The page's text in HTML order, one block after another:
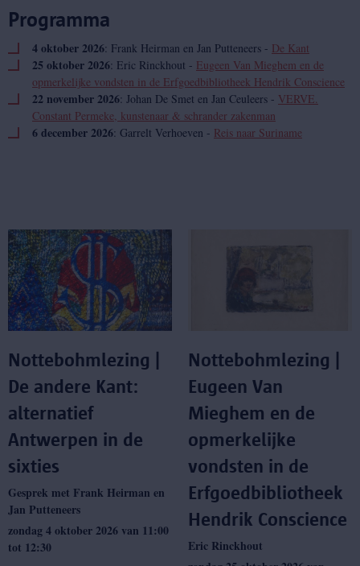
Programma
4 oktober 2026: Frank Heirman en Jan Putteneers - De Kant
25 oktober 2026: Eric Rinckhout - Eugeen Van Mieghem en de
opmerkelijke vondsten in de Erfgoedbibliotheek Hendrik Conscience
22 november 2026: Johan De Smet en Jan Ceuleers - VERVE.
Constant Permeke, kunstenaar & schrander zakenman
6 december 2026: Garrelt Verhoeven - Reis naar Suriname
Nottebohmlezing |
De andere Kant:
alternatief
Antwerpen in de
sixties
Gesprek met Frank Heirman en
Jan Putteneers
zondag 4 oktober 2026 van 11:00
tot 12:30
Nottebohmlezing |
Eugeen Van
Mieghem en de
opmerkelijke
vondsten in de
Erfgoedbibliotheek
Hendrik Conscience
Eric Rinckhout